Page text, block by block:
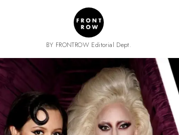
BY FRONTROW Editorial Dept.